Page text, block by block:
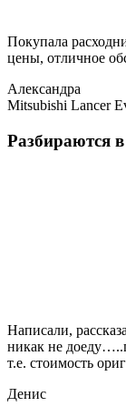
Покупала
цены, отличное
Александра
Mitsubishi Lancer
Разбираются
Написали,
никак не
т.е. стоимость
Денис